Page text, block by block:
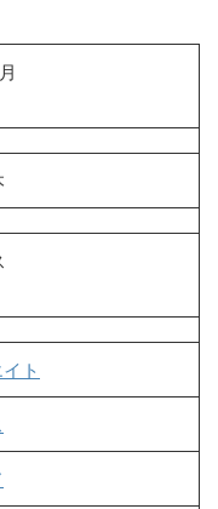
ト